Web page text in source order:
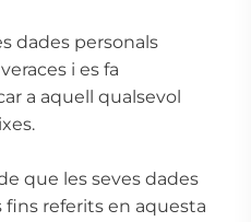
dades personals
i es fa
a aquell qualsevol
que les seves dades
referits en aquesta